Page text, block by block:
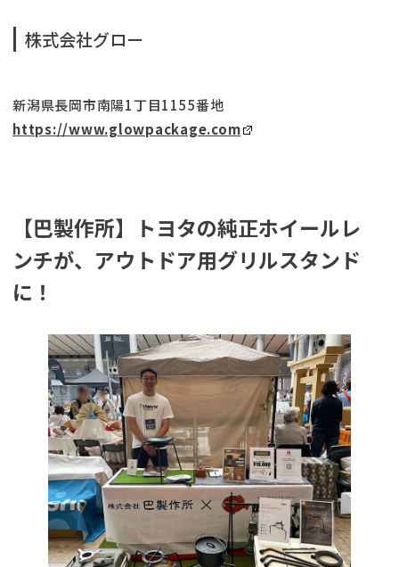
株式会社グロー
新潟県長岡市南陽1丁目1155番地
https://www.glowpackage.com
【巴製作所】トヨタの純正ホイールレ
ンチが、アウトドア用グリルスタンド
に！